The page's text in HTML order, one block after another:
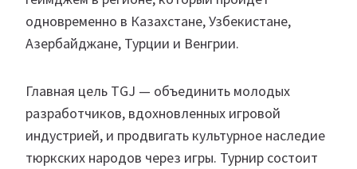
одновременно в Казахстане, Узбекистане,
Азербайджане, Турции и Венгрии.
Главная цель TGJ — объединить молодых
разработчиков, вдохновленных игровой
индустрией, и продвигать культурное наследие
тюркских народов через игры. Турнир состоит